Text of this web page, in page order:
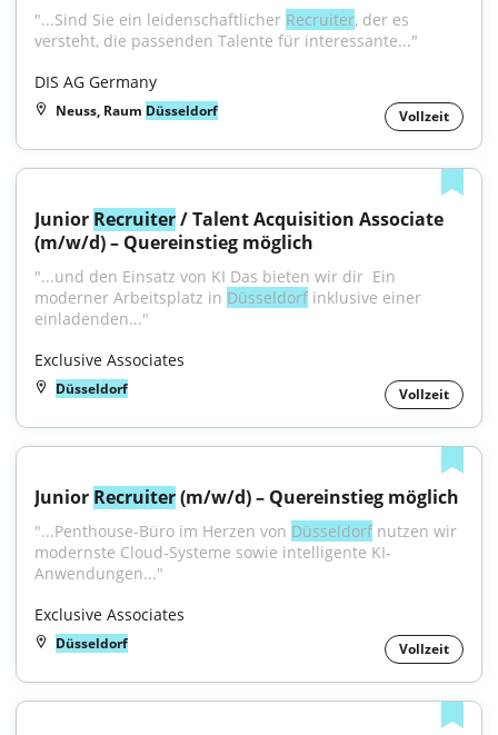
"...Sind Sie ein leidenschaftlicher Recruiter, der es
versteht, die passenden Talente für interessante..."
DIS AG Germany
Neuss, Raum Düsseldorf Vollzeit
Junior Recruiter / Talent Acquisition Associate
(m/w/d) – Quereinstieg möglich
"...und den Einsatz von KI Das bieten wir dir ️ Ein
moderner Arbeitsplatz in Düsseldorf inklusive einer
einladenden..."
Exclusive Associates
Düsseldorf Vollzeit
Junior Recruiter (m/w/d) – Quereinstieg möglich
"...Penthouse-Büro im Herzen von Düsseldorf nutzen wir
modernste Cloud-Systeme sowie intelligente KI-
Anwendungen..."
Exclusive Associates
Düsseldorf Vollzeit